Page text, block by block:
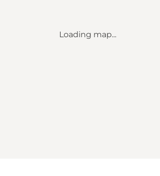
Loading map...